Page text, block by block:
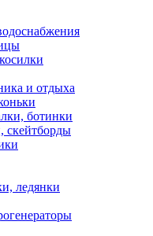
и отдыха
ботинки
скейтборды
ледянки